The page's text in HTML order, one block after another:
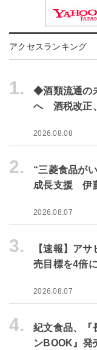
アクセスランキング
1.
◆酒類流通の
へ 酒税改正
2026.08.08
2.
“三菱食品が
成長支援 伊
2026.08.07
3.
【速報】ア
売目標を4倍
2026.08.07
4.
紀文食品、『
ンBOOK』発